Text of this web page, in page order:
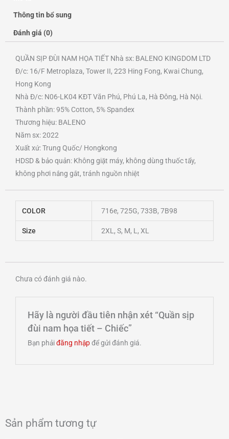
Thông tin bổ sung
Đánh giá (0)
QUẦN SỊP ĐÙI NAM HỌA TIẾT Nhà sx: BALENO KINGDOM LTD
Đ/c: 16/F Metroplaza, Tower II, 223 Hing Fong, Kwai Chung,
Hong Kong
Nhà Đ/c: N06-LK04 KĐT Văn Phú, Phú La, Hà Đông, Hà Nội.
Thành phần: 95% Cotton, 5% Spandex
Thương hiệu: BALENO
Năm sx: 2022
Xuất xứ: Trung Quốc/ Hongkong
HDSD & bảo quản: Không giặt máy, không dùng thuốc tẩy,
không phơi nắng gắt, tránh nguồn nhiệt
COLOR 716e, 725G, 733B, 7B98
Size 2XL, S, M, L, XL
Chưa có đánh giá nào.
Hãy là người đầu tiên nhận xét “Quần sịp
đùi nam họa tiết – Chiếc”
Bạn phảiđăng nhậpđể gửi đánh giá.
Sản phẩm tương tự